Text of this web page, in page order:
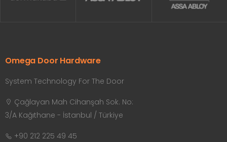
Omega Door Hardware
System Technology For The Door
Çağlayan Mah Cihanşah Sok. No:
3/A Kağıthane - İstanbul / Türkiye
+90 212 225 49 45